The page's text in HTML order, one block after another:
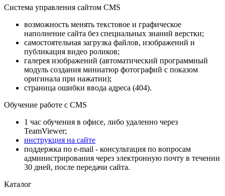
Система управления сайтом CMS
возможность менять текстовое и графическое
наполнение сайта без специальных знаний верстки;
самостоятельная загрузка файлов, изображений и
публикация видео роликов;
галерея изображений (автоматический программный
модуль создания миниатюр фотографий с показом
оригинала при нажатии);
страница ошибки ввода адреса (404).
Обучение работе с CMS
1 час обучения в офисе, либо удаленно через
TeamViewer;
инструкция на сайте
поддержка по e-mail - консультация по вопросам
администрирования через электронную почту в течении
30 дней, после передачи сайта.
Каталог